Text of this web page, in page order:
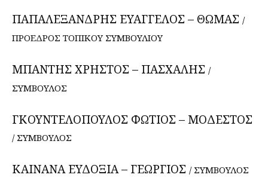
ΠΑΠΑΛΕΞΑΝΔΡΗΣ ΕΥΑΓΓΕΛΟΣ – ΘΩΜΑΣ /
ΠΡΟΕΔΡΟΣ ΤΟΠΙΚΟΥ ΣΥΜΒΟΥΛΙΟΥ
ΜΠΑΝΤΗΣ ΧΡΗΣΤΟΣ – ΠΑΣΧΑΛΗΣ /
ΣΥΜΒΟΥΛΟΣ
ΓΚΟΥΝΤΕΛΟΠΟΥΛΟΣ ΦΩΤΙΟΣ – ΜΟΔΕΣΤΟΣ
/ ΣΥΜΒΟΥΛΟΣ
ΚΑΙΝΑΝΑ ΕΥΔΟΞΙΑ – ΓΕΩΡΓΙΟΣ / ΣΥΜΒΟΥΛΟΣ